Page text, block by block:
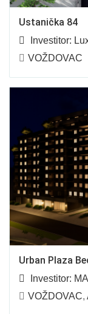
Ustanička 84
Investitor:
VOŽDOVAC
Urban Plaza
Investitor:
VOŽDOVAC,